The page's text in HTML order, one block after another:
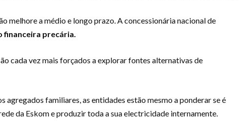
melhore a médio e longo prazo. A concessionária nacional de
financeira precária.
cada vez mais forçados a explorar fontes alternativas de
agregados familiares, as entidades estão mesmo a ponderar se é
da Eskom e produzir toda a sua electricidade internamente.